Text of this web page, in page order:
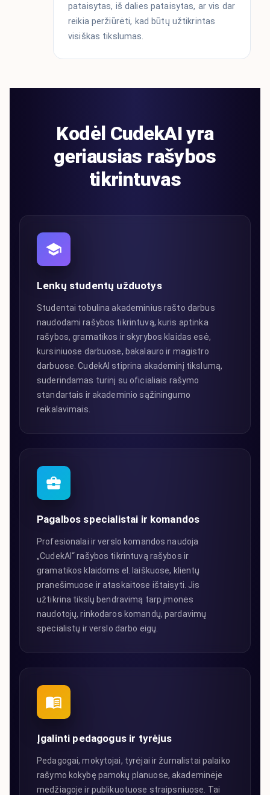
pataisytas, iš dalies pataisytas, ar vis dar
reikia peržiūrėti, kad būtų užtikrintas
visiškas tikslumas.
Kodėl CudekAI yra
geriausias rašybos
tikrintuvas
Lenkų studentų užduotys
Studentai tobulina akademinius rašto darbus
naudodami rašybos tikrintuvą, kuris aptinka
rašybos, gramatikos ir skyrybos klaidas esė,
kursiniuose darbuose, bakalauro ir magistro
darbuose. CudekAI stiprina akademinį tikslumą,
suderindamas turinį su oficialiais rašymo
standartais ir akademinio sąžiningumo
reikalavimais.
Pagalbos specialistai ir komandos
Profesionalai ir verslo komandos naudoja
„CudekAI“ rašybos tikrintuvą rašybos ir
gramatikos klaidoms el. laiškuose, klientų
pranešimuose ir ataskaitose ištaisyti. Jis
užtikrina tikslų bendravimą tarp įmonės
naudotojų, rinkodaros komandų, pardavimų
specialistų ir verslo darbo eigų.
Įgalinti pedagogus ir tyrėjus
Pedagogai, mokytojai, tyrėjai ir žurnalistai palaiko
rašymo kokybę pamokų planuose, akademinėje
medžiagoje ir publikuotuose straipsniuose. Tai